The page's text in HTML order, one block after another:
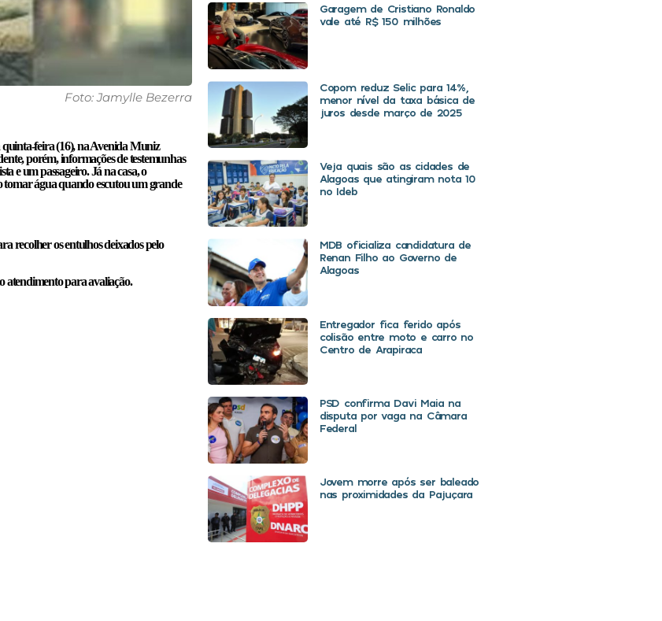
Foto: Jamylle Bezerra
feira (16), na Avenida Muniz
porém, informações de testemunhas
e um passageiro. Já na casa, o
tomar água quando escutou um grande
recolher os entulhos deixados pelo
atendimento para avaliação.
Garagem de Cristiano Ronaldo
vale até R$ 150 milhões
Copom reduz Selic para 14%,
menor nível da taxa básica de
juros desde março de 2025
Veja quais são as cidades de
Alagoas que atingiram nota 10
no Ideb
MDB oficializa candidatura de
Renan Filho ao Governo de
Alagoas
Entregador fica ferido após
colisão entre moto e carro no
Centro de Arapiraca
PSD confirma Davi Maia na
disputa por vaga na Câmara
Federal
Jovem morre após ser baleado
nas proximidades da Pajuçara